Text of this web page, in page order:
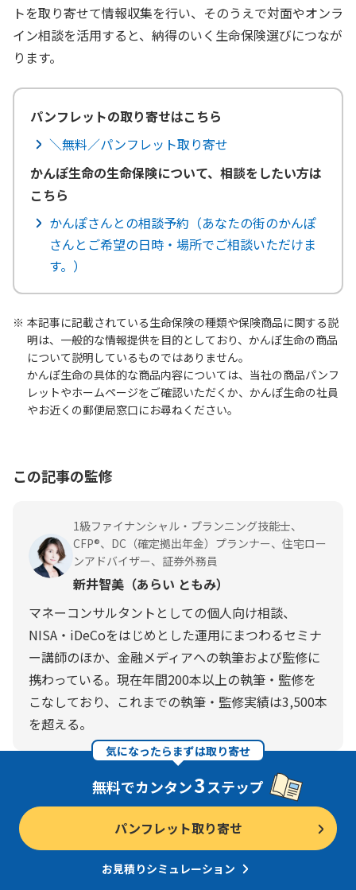
トを取り寄せて情報収集を行い、そのうえで対面やオンラ
イン相談を活用すると、納得のいく生命保険選びにつなが
ります。
パンフレットの取り寄せはこちら
＼無料／パンフレット取り寄せ
かんぽ生命の生命保険について、相談をしたい方は
こちら
かんぽさんとの相談予約（あなたの街のかんぽ
さんとご希望の日時・場所でご相談いただけま
す。）
本記事に記載されている生命保険の種類や保険商品に関する説
明は、一般的な情報提供を目的としており、かんぽ生命の商品
について説明しているものではありません。
かんぽ生命の具体的な商品内容については、当社の商品パンフ
レットやホームページをご確認いただくか、かんぽ生命の社員
やお近くの郵便局窓口にお尋ねください。
この記事の監修
1級ファイナンシャル・プランニング技能士、
CFP®、DC（確定拠出年金）プランナー、住宅ロー
ンアドバイザー、証券外務員
新井智美（あらい ともみ）
マネーコンサルタントとしての個人向け相談、
NISA・iDeCoをはじめとした運用にまつわるセミナ
ー講師のほか、金融メディアへの執筆および監修に
携わっている。現在年間200本以上の執筆・監修を
こなしており、これまでの執筆・監修実績は3,500本
を超える。
気になったらまずは取り寄せ
無料でカンタン3ステップ
パンフレット取り寄せ
お見積りシミュレーション